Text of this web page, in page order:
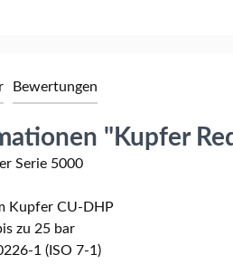
Bewertungen
"Kupfer
Serie 5000
Kupfer CU-DHP
zu 25 bar
1 (ISO 7-1)